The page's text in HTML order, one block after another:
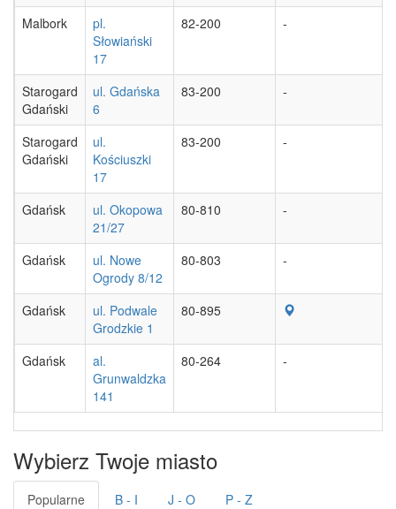
Malbork
pl.
Słowiański
17
82-200 -
Starogard
Gdański
ul. Gdańska
6
83-200 -
Starogard
Gdański
ul.
Kościuszki
17
83-200 -
Gdańsk
ul. Okopowa
21/27
80-810 -
Gdańsk
ul. Nowe
Ogrody 8/12
80-803 -
Gdańsk
ul. Podwale
Grodzkie 1
80-895
Gdańsk
al.
Grunwaldzka
141
80-264 -
Wybierz Twoje miasto
Popularne B - I J - O P - Z